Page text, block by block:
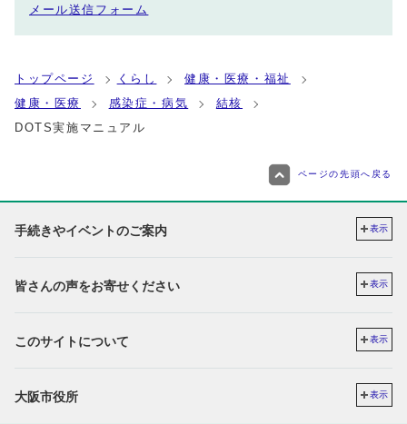
メール送信フォーム
トップページ くらし
健康・医療・福祉
健康・医療
感染症・病気
結核
DOTS実施マニュアル
ページの先頭へ戻る
手続きやイベントのご案内 表示
皆さんの声をお寄せください 表示
このサイトについて 表示
大阪市役所 表示